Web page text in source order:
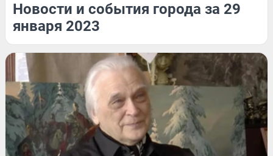
Новости и события города за 29
января 2023